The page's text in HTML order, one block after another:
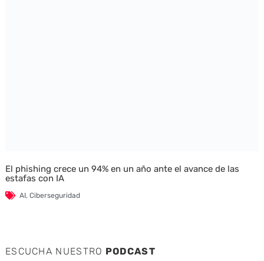
El phishing crece un 94% en un año ante el avance de las
estafas con IA
AI, Ciberseguridad
ESCUCHA NUESTRO PODCAST